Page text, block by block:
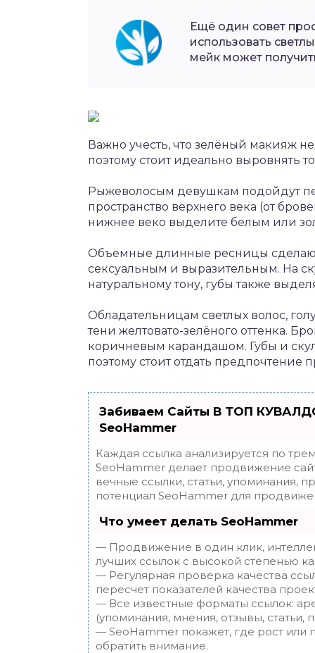
Ещё один совет
использовать
мейк может
Важно учесть, что зелёный макияж
поэтому стоит идеально выровнять
Рыжеволосым девушкам подойдут
пространство верхнего века (от
нижнее веко выделите белым или
Объёмные длинные ресницы
сексуальным и выразительным. На
натуральному тону, губы также
Обладательницам светлых волос,
тени желтовато-зелёного оттенка.
коричневым карандашом. Губы и
поэтому стоит отдать предпочтение
Забиваем Сайты В ТОП
SeoHammer
Каждая ссылка анализируется по
SeoHammer делает продвижение
вечные ссылки, статьи, упоминания,
потенциал SeoHammer для
Что умеет делать SeoHammer
— Продвижение в один клик,
лучших ссылок с высокой степенью
— Регулярная проверка качества
пересчет показателей качества
— Все известные форматы ссылок:
(упоминания, мнения, отзывы, статьи,
— SeoHammer покажет, где рост или
обратить внимание.